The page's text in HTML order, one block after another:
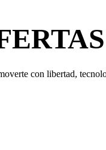
con libertad,